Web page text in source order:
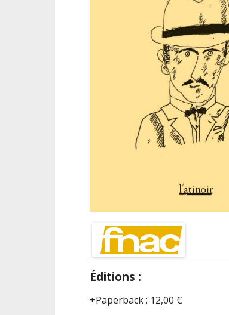
Éditions :
Paperback: 12,00 €